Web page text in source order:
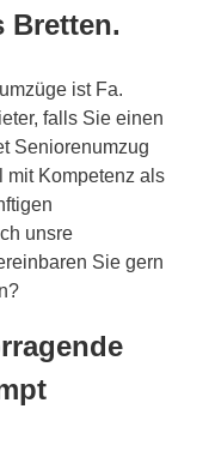
Bretten.
ist Fa.
falls Sie einen
Seniorenumzug
mit Kompetenz als
unsre
Sie gern